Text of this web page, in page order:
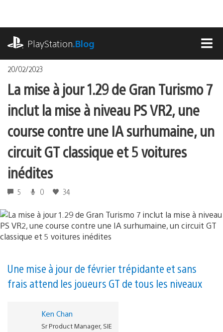
contenu
PlayStation.Blog
20/02/2023
La mise à jour 1.29 de Gran Turismo 7
inclut la mise à niveau PS VR2, une
course contre une IA surhumaine, un
circuit GT classique et 5 voitures
inédites
5 0 34
Une mise à jour de février trépidante et sans
frais attend les joueurs GT de tous les niveaux
Ken Chan
Sr Product Manager, SIE